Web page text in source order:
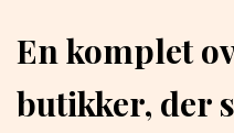
En komplet
butikker, der